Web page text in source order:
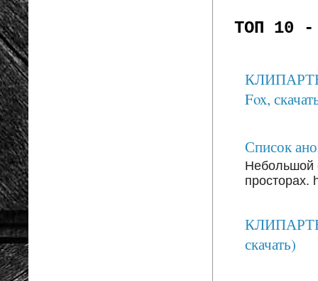
ТОП 10 -
КЛИПАРТЫ:
Fox,
Список
Небольшой
просторах.
скачать)